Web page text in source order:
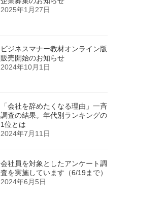
2025年1月27日
ビジネスマナー教材オンライン版
販売開始のお知らせ
2024年10月1日
「会社を辞めたくなる理由」一斉
調査の結果。年代別ランキングの
1位とは
2024年7月11日
会社員を対象としたアンケート調
査を実施しています（6/19まで）
2024年6月5日